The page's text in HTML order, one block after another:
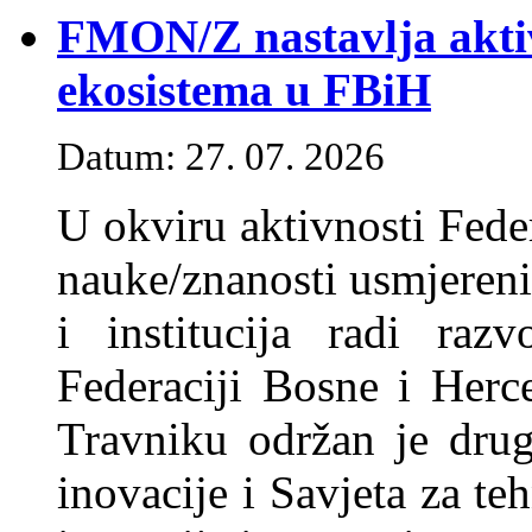
FMON/Z nastavlja
ekosistema u FBiH
Datum: 27. 07. 2026
U okviru aktivnosti
nauke/znanosti
i institucija radi
Federaciji Bosne i
Travniku održan je
inovacije i Savjeta za